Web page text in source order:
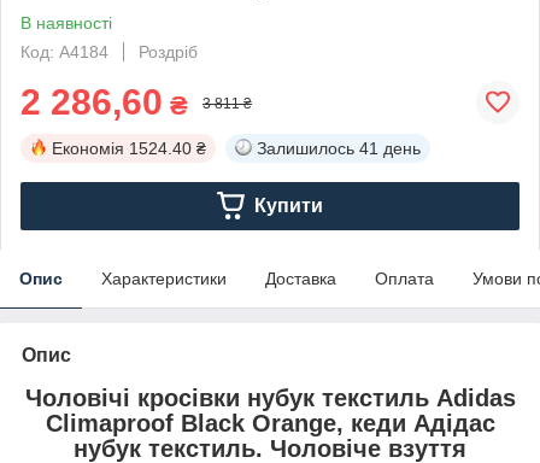
В наявності
Код: A4184
Роздріб
2 286,60 ₴ 3 811 ₴
Економія 1524.40 ₴ Залишилось 41 день
Купити
Опис Характеристики Доставка Оплата Умови
Опис
Чоловічі кросівки нубук текстиль Adidas
Climaproof Black Orange, кеди Адідас
нубук текстиль. Чоловіче взуття